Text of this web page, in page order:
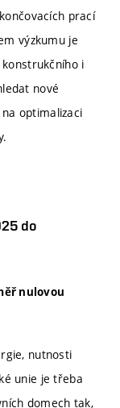
prací
výzkumu je
i
nové
optimalizaci
do
nulovou
nutnosti
unie je třeba
domech tak,